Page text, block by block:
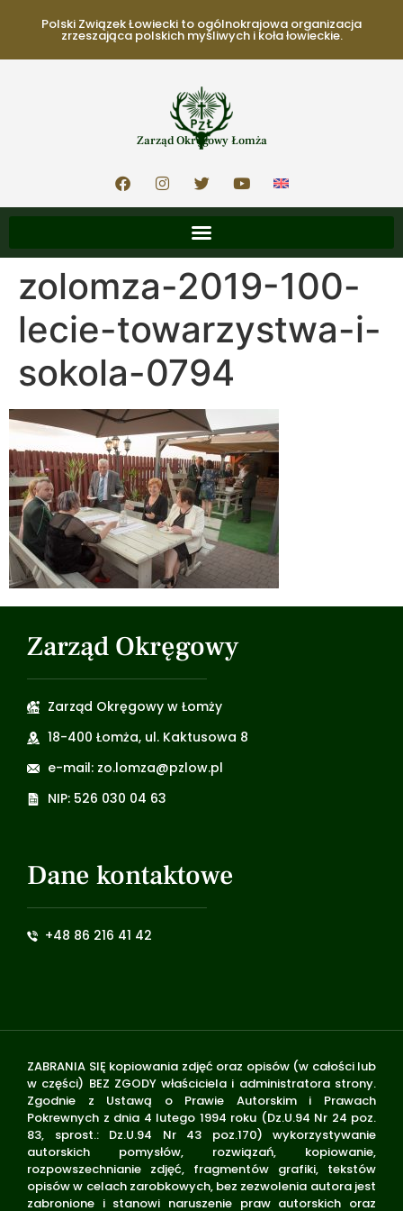
Polski Związek Łowiecki to ogólnokrajowa organizacja
zrzeszająca polskich myśliwych i koła łowieckie.
Zarząd Okręgowy Łomża
zolomza-2019-100-
lecie-towarzystwa-i-
sokola-0794
Zarząd Okręgowy
Zarząd Okręgowy w Łomży
18-400 Łomża, ul. Kaktusowa 8
e-mail: zo.lomza@pzlow.pl
NIP: 526 030 04 63
Dane kontaktowe
+48 86 216 41 42
ZABRANIA SIĘ kopiowania zdjęć oraz opisów (w całości lub
w części) BEZ ZGODY właściciela i administratora strony.
Zgodnie z Ustawą o Prawie Autorskim i Prawach
Pokrewnych z dnia 4 lutego 1994 roku (Dz.U.94 Nr 24 poz.
83, sprost.: Dz.U.94 Nr 43 poz.170) wykorzystywanie
autorskich pomysłów, rozwiązań, kopiowanie,
rozpowszechnianie zdjęć, fragmentów grafiki, tekstów
opisów w celach zarobkowych, bez zezwolenia autora jest
zabronione i stanowi naruszenie praw autorskich oraz